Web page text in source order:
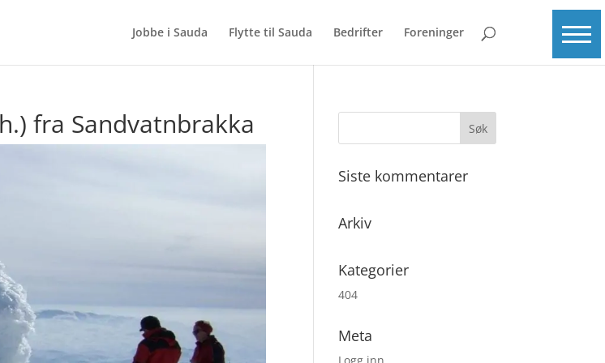
Jobbe i Sauda Flytte til Sauda Bedrifter Foreninger
fra Sandvatnbrakka
Siste kommentarer
Arkiv
Kategorier
404
Meta